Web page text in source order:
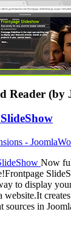
Reader
-
Now
to display
website.It
sources in